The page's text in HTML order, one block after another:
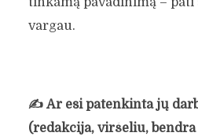
vargau.
✍️ Ar esi patenkinta jų
(redakcija, viršeliu, bendra